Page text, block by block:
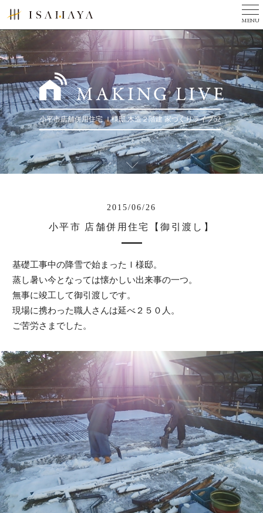
MENU
美しい家とは
完成写真集
３つのチカラ
現場ニュース
ニュース
会社案内
建築家の方へ
電話でお問い合わせ
小平市店舗併用住宅 Ｉ様邸 木造２階建 家づくりライブ52
2015/06/26
小平市 店舗併用住宅【御引渡し】
基礎工事中の降雪で始まったＩ様邸。
蒸し暑い今となっては懐かしい出来事の一つ。
無事に竣工して御引渡しです。
現場に携わった職人さんは延べ２５０人。
ご苦労さまでした。